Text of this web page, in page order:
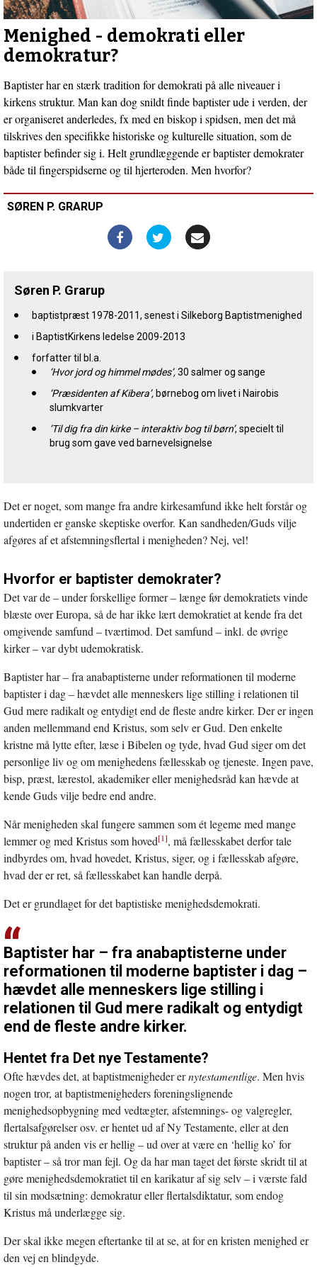
Bygget
af
levende
stene
Menighed - demokrati eller
demokratur?
Baptister har en stærk tradition for demokrati på alle niveauer i
kirkens struktur. Man kan dog snildt finde baptister ude i verden, der
er organiseret anderledes, fx med en biskop i spidsen, men det må
tilskrives den specifikke historiske og kulturelle situation, som de
baptister befinder sig i. Helt grundlæggende er baptister demokrater
både til fingerspidserne og til hjerteroden. Men hvorfor?
SØREN P. GRARUP
Søren P. Grarup
baptistpræst 1978-2011, senest i Silkeborg Baptistmenighed
i BaptistKirkens ledelse 2009-2013
forfatter til bl.a.
‘Hvor jord og himmel mødes’,30 salmer og sange
‘Præsidenten af Kibera’,børnebog om livet i Nairobis
slumkvarter
’Til dig fra din kirke – interaktiv bog til børn’, specielt til
brug som gave ved barnevelsignelse
Det er noget, som mange fra andre kirkesamfund ikke helt forstår og
undertiden er ganske skeptiske overfor. Kan sandheden/Guds vilje
afgøres af et afstemningsflertal i menigheden? Nej, vel!
Hvorfor er baptister demokrater?
Det var de – under forskellige former – længe før demokratiets vinde
blæste over Europa, så de har ikke lært demokratiet at kende fra det
omgivende samfund – tværtimod. Det samfund – inkl. de øvrige
kirker – var dybt udemokratisk.
Baptister har – fra anabaptisterne under reformationen til moderne
baptister i dag – hævdet alle menneskers lige stilling i relationen til
Gud mere radikalt og entydigt end de fleste andre kirker. Der er ingen
anden mellemmand end Kristus, som selv er Gud. Den enkelte
kristne må lytte efter, læse i Bibelen og tyde, hvad Gud siger om det
personlige liv og om menighedens fællesskab og tjeneste. Ingen pave,
bisp, præst, lærestol, akademiker eller menighedsråd kan hævde at
kende Guds vilje bedre end andre.
Når menigheden skal fungere sammen som ét legeme med mange
lemmer og med Kristus som hoved[1], må fællesskabet derfor tale
indbyrdes om, hvad hovedet, Kristus, siger, og i fællesskab afgøre,
hvad der er ret, så fællesskabet kan handle derpå.
Det er grundlaget for det baptistiske menighedsdemokrati.
Baptister har – fra anabaptisterne under
reformationen til moderne baptister i dag –
hævdet alle menneskers lige stilling i
relationen til Gud mere radikalt og entydigt
end de fleste andre kirker.
Hentet fra Det nye Testamente?
Ofte hævdes det, at baptistmenigheder ernytestamentlige. Men hvis
nogen tror, at baptistmenigheders foreningslignende
menighedsopbygning med vedtægter, afstemnings- og valgregler,
flertalsafgørelser osv. er hentet ud af Ny Testamente, eller at den
struktur på anden vis er hellig – ud over at være en ‘hellig ko’ for
baptister – så tror man fejl. Og da har man taget det første skridt til at
gøre menighedsdemokratiet til en karikatur af sig selv – i værste fald
til sin modsætning: demokratur eller flertalsdiktatur, som endog
Kristus må underlægge sig.
Der skal ikke megen eftertanke til at se, at for en kristen menighed er
den vej en blindgyde.